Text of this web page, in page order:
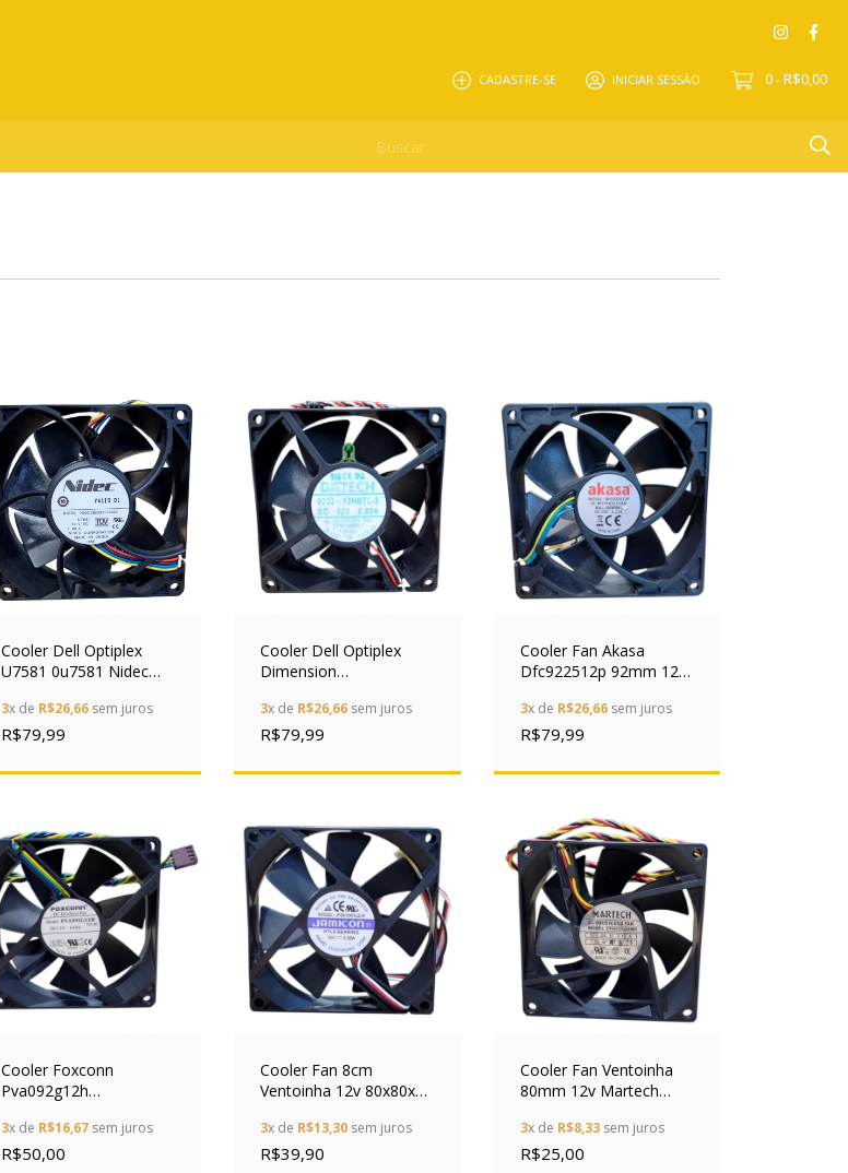
CADASTRE-SE INICIAR SESSÃO 0 - R$0,00
Cooler Dell Optiplex
U7581 0u7581 Nidec
3x de R$26,66sem juros
R$79,99
Cooler Dell Optiplex
Dimension
9m060
3x de R$26,66 sem juros
R$79,99
Cooler Fan Akasa
Dfc922512p 92mm 12v
Rolamento
3x de R$26,66sem juros
R$79,99
Cooler Foxconn
Pva092g12h
4 Pinos Pwm
3x de R$16,67sem juros
R$50,00
Cooler Fan 8cm
Ventoinha 12v 80x80x15
3x de R$13,30 sem juros
R$39,90
Cooler Fan Ventoinha
80mm 12v Martech
Pinos
3x de R$8,33sem juros
R$25,00